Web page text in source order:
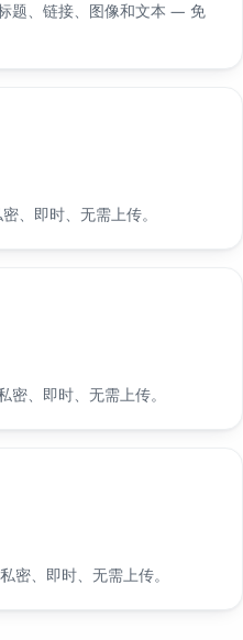
题、链接、图像和文本 — 免
、即时、无需上传。
、即时、无需上传。
密、即时、无需上传。